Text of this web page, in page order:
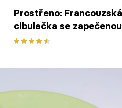
Prostřeno: Francouzská
cibulačka se zapečenou
bagetou a sýrem